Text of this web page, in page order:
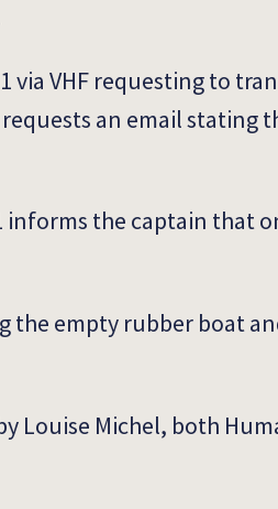
via VHF requesting to
an email stating
informs the captain that
the empty rubber boat
Louise Michel, both